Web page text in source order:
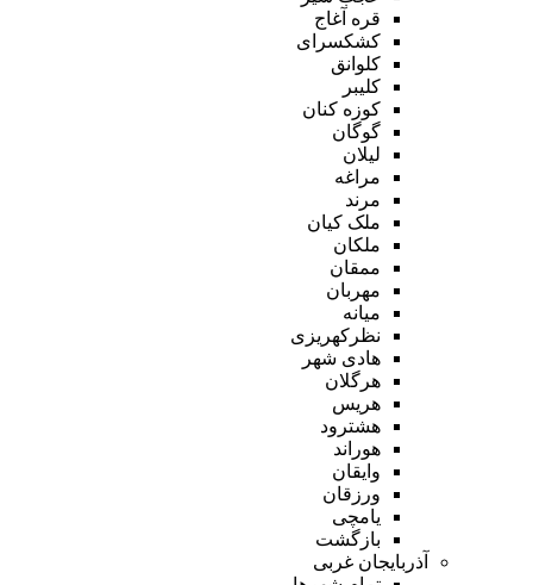
قره آغاج
کشکسرای
کلوانق
کلیبر
کوزه کنان
گوگان
لیلان
مراغه
مرند
ملک کیان
ملکان
ممقان
مهربان
میانه
نظرکهریزی
هادی شهر
هرگلان
هریس
هشترود
هوراند
وایقان
ورزقان
یامچی
بازگشت
آذربایجان غربی